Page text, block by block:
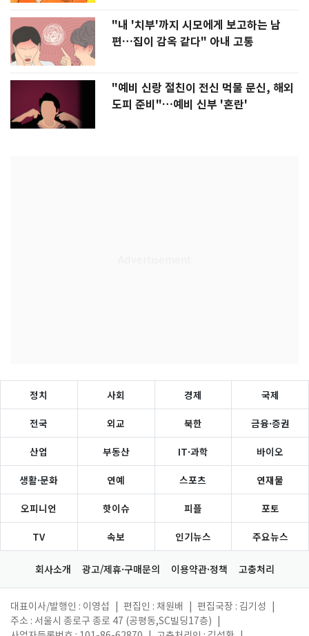
"내 '치부'까지 시모에게 보고하는 남
편…집이 감옥 같다" 아내 고통
"예비 신랑 절친이 전신 먹물 문신, 해외
도피 준비"…예비 신부 '혼란'
정치 사회 경제 국제
전국 외교 북한 금융·증권
산업 부동산 IT·과학 바이오
생활·문화 연예 스포츠 연재물
오피니언 핫이슈 피플 포토
TV 속보 인기뉴스 주요뉴스
회사소개 광고/제휴·구매문의 이용약관·정책 고충처리
대표이사/발행인 : 이영섭 편집인 : 채원배 편집국장 : 김기성
주소 : 서울시 종로구 종로 47 (공평동,SC빌딩17층)